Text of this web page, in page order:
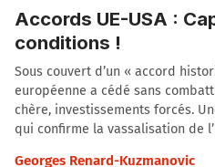
Accords UE-USA :
conditions !
Sous couvert d’un « accord
européenne a cédé sans
chère, investissements forcés.
qui confirme la vassalisation de
Georges Renard-Kuzmanovic